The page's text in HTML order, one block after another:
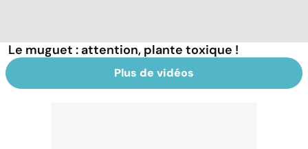
Le muguet : attention, plante toxique !
Plus de vidéos